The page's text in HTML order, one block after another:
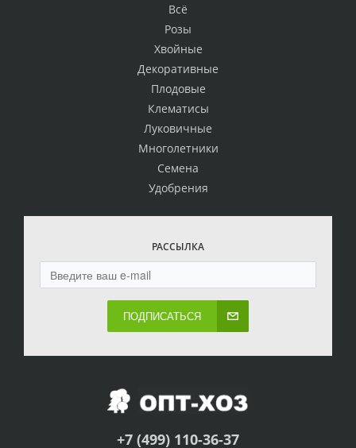
Всё
Розы
Хвойные
Декоративные
Плодовые
Клематисы
Луковичные
Многолетники
Семена
Удобрения
РАССЫЛКА
ПОДПИСАТЬСЯ
+7 (499) 110-36-37